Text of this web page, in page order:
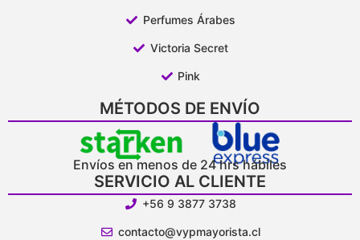
Perfumes Árabes
Victoria Secret
Pink
MÉTODOS DE ENVÍO
Envíos en menos de 24 hrs hábiles
SERVICIO AL CLIENTE
+56 9 3877 3738
contacto@vypmayorista.cl